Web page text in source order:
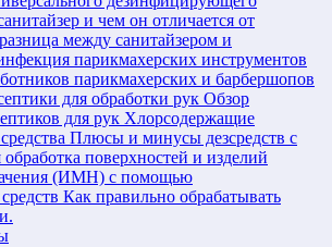
и чем он отличается от
между санитайзером и
парикмахерских инструментов
парикмахерских и барбершопов
для обработки рук Обзор
для рук Хлорсодержащие
Плюсы и минусы дезсредств с
поверхностей и изделий
(ИМН) с помощью
Как правильно обрабатывать